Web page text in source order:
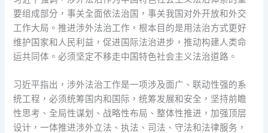
要组成部分，事关全面依法治国，事关我国对外开放和外交
工作大局。推进涉外法治工作，根本目的是用法治方式更好
维护国家和人民利益，促进国际法治进步，推动构建人类命
运共同体。必须坚定不移走中国特色社会主义法治道路。
习近平指出，涉外法治工作是一项涉及面广、联动性强的系
统工程，必须统筹国内和国际，统筹发展和安全，坚持前瞻
性思考、全局性谋划、战略性布局、整体性推进，加强顶层
设计，一体推进涉外立法、执法、司法、守法和法律服务，